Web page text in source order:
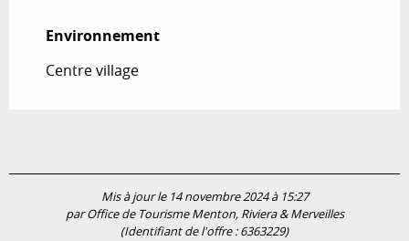
Environnement
Environnement
Centre village
Mis à jour le 14 novembre 2024 à 15:27
par Office de Tourisme Menton, Riviera & Merveilles
(Identifiant de l'offre :6363229)